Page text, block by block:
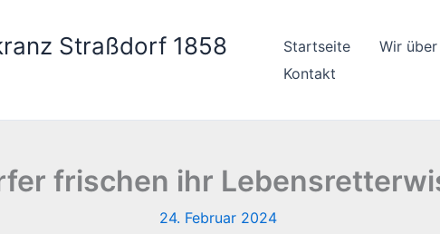
Straßdorf 1858
Startseite Wir
Kontakt
frischen ihr
24. Februar 2024